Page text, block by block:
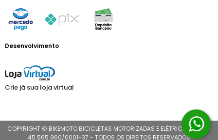
Desenvolvimento
Crie já sua loja virtual
COPYRIGHT © BIKEMOTO BICICLETAS MOTORIZADAS E ELÉTRICAS 2026 -
45.565.960/0001-37 - TODOS OS DIREITOS RESERVADOS